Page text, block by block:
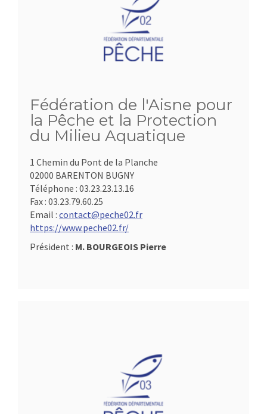
Fédération de l'Aisne pour
la Pêche et la Protection
du Milieu Aquatique
1 Chemin du Pont de la Planche
02000 BARENTON BUGNY
Téléphone : 03.23.23.13.16
Fax : 03.23.79.60.25
Email : contact@peche02.fr
https://www.peche02.fr/
Président : M. BOURGEOIS Pierre